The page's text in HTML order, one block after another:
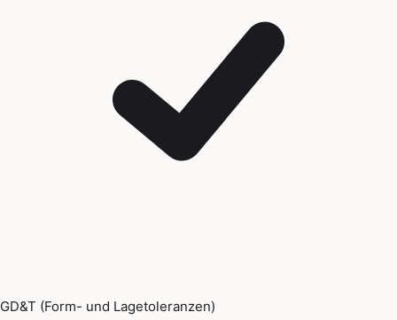
GD&T (Form- und Lagetoleranzen)